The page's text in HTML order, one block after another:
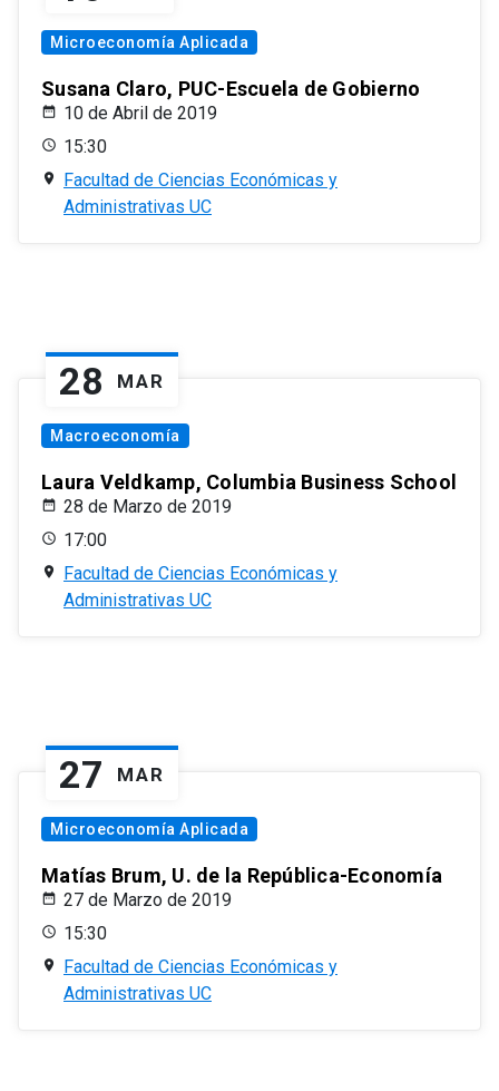
Microeconomía Aplicada
Susana Claro, PUC-Escuela de Gobierno
10 de Abril de 2019
15:30
Facultad de Ciencias Económicas y
Administrativas UC
28 MAR
Macroeconomía
Laura Veldkamp, Columbia Business School
28 de Marzo de 2019
17:00
Facultad de Ciencias Económicas y
Administrativas UC
27 MAR
Microeconomía Aplicada
Matías Brum, U. de la República-Economía
27 de Marzo de 2019
15:30
Facultad de Ciencias Económicas y
Administrativas UC